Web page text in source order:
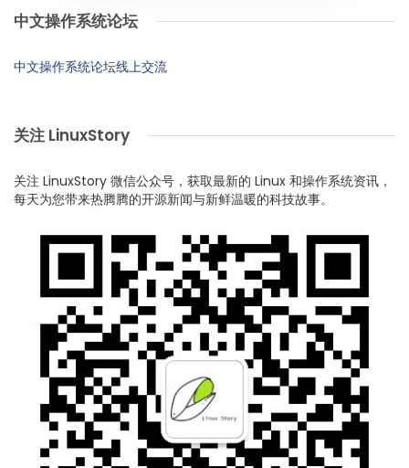
中文操作系统论坛
中文操作系统论坛线上交流
关注 LinuxStory
关注 LinuxStory 微信公众号，获取最新的 Linux 和操作系统资讯，
每天为您带来热腾腾的开源新闻与新鲜温暖的科技故事。